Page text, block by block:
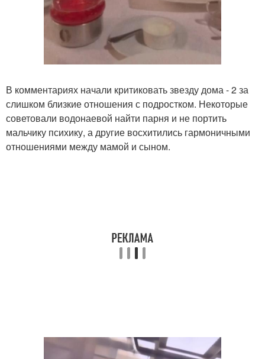
В комментариях начали критиковать звезду дома - 2 за
слишком близкие отношения с подростком. Некоторые
советовали водонаевой найти парня и не портить
мальчику психику, а другие восхитились гармоничными
отношениями между мамой и сыном.